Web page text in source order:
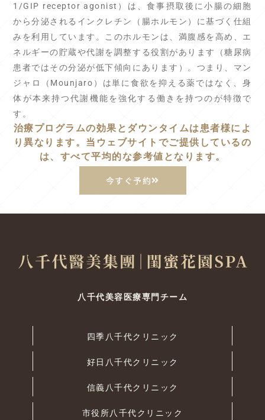
1/GIP receptor agonist）は、食事摂取後に小腸の細胞
から分泌されるインクレチン（腸ホルモン）に基づく仕組
みを利用しています。このホルモンは、満腹感を高め、エ
ネルギーの貯蔵や代謝を調整する役割があります（糖尿病
患者ではその分泌が低下傾向にあります）。つまり、マン
ジャロ（Mounjaro）は単に食欲を抑える薬ではなく、身
体が本来持つ代謝機能を強化する働きを持つのが特徴で
す。
治療プログラムの効果とダウンタイムは患者様によ
り異なります。当ウェブサイトでご提供しているの
は、すべて平均的な参考値となります。
今すぐ予約
八千代美容医療専門チーム
四季八千代クリニック
好日八千代クリニック
信義八千代クリニック
市役所八千代クリニック